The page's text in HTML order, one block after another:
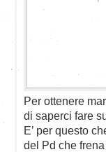
Per ottenere
di saperci fare
E’ per questo
del Pd che